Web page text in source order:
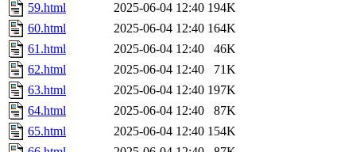
59.html
2025-06-04 12:40 194K
60.html
2025-06-04 12:40 164K
61.html
2025-06-04 12:40
46K
62.html
2025-06-04 12:40
71K
63.html
2025-06-04 12:40 197K
64.html
2025-06-04 12:40
87K
65.html
2025-06-04 12:40 154K